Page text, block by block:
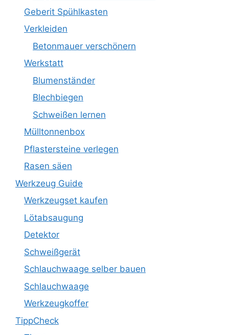
Geberit Spühlkasten
Verkleiden
Betonmauer verschönern
Werkstatt
Blumenständer
Blechbiegen
Schweißen lernen
Mülltonnenbox
Pflastersteine verlegen
Rasen säen
Werkzeug Guide
Werkzeugset kaufen
Lötabsaugung
Detektor
Schweißgerät
Schlauchwaage selber bauen
Schlauchwaage
Werkzeugkoffer
TippCheck